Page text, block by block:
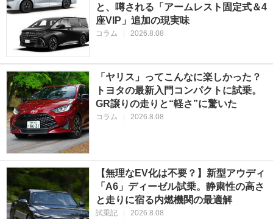
と、噂される「アームレスト固定式＆4
座VIP」追加の現実味
コラム 2026.8.08
「ヤリス」ってこんなに楽しかった？
トヨタの最新入門コンパクトに試乗。
GR譲りの走りと“軽さ”に驚いた
コラム 2026.8.08
【無理なEV化は不要？】新型アウディ
「A6」ディーゼル試乗。静粛性の高さ
と走りに宿る内燃機関の最適解
試乗記 2026.8.08